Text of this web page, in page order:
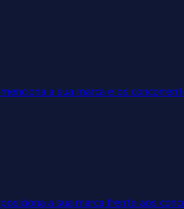
a sua marca e os
a sua marca frente aos